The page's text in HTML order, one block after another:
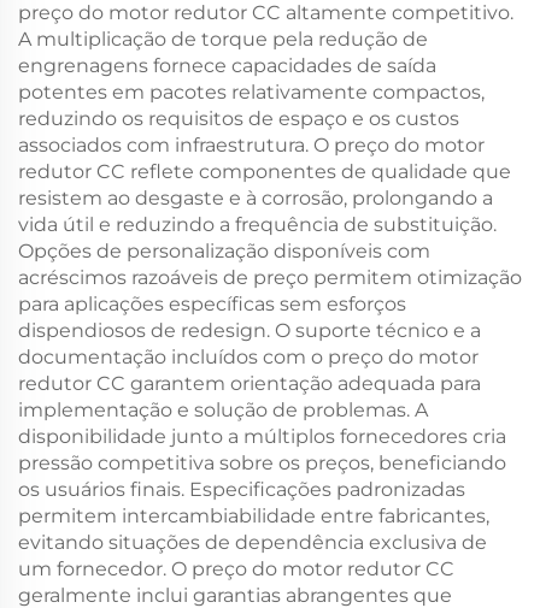
preço do motor redutor CC altamente competitivo.
A multiplicação de torque pela redução de
engrenagens fornece capacidades de saída
potentes em pacotes relativamente compactos,
reduzindo os requisitos de espaço e os custos
associados com infraestrutura. O preço do motor
redutor CC reflete componentes de qualidade que
resistem ao desgaste e à corrosão, prolongando a
vida útil e reduzindo a frequência de substituição.
Opções de personalização disponíveis com
acréscimos razoáveis de preço permitem otimização
para aplicações específicas sem esforços
dispendiosos de redesign. O suporte técnico e a
documentação incluídos com o preço do motor
redutor CC garantem orientação adequada para
implementação e solução de problemas. A
disponibilidade junto a múltiplos fornecedores cria
pressão competitiva sobre os preços, beneficiando
os usuários finais. Especificações padronizadas
permitem intercambiabilidade entre fabricantes,
evitando situações de dependência exclusiva de
um fornecedor. O preço do motor redutor CC
geralmente inclui garantias abrangentes que